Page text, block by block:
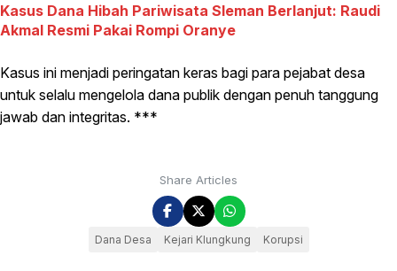
Kasus Dana Hibah Pariwisata Sleman Berlanjut: Raudi
Akmal Resmi Pakai Rompi Oranye
Kasus ini menjadi peringatan keras bagi para pejabat desa
untuk selalu mengelola dana publik dengan penuh tanggung
jawab dan integritas. ***
Share Articles
Dana Desa Kejari Klungkung Korupsi